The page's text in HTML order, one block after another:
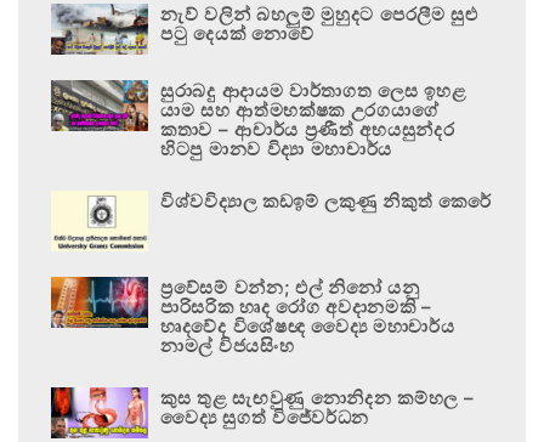
නැව් වලින් බහලුම් මුහුදට පෙරලීම සුළු
පටු දෙයක් නොවේ
සුරාබදු ආදායම වාර්තාගත ලෙස ඉහළ
යාම සහ ආත්මභක්ෂක උරගයාගේ
කතාව – ආචාර්ය ප්‍රණීත් අභයසුන්දර
හිටපු මානව විද්‍යා මහාචාර්ය
විශ්වවිද්‍යාල කඩඉම් ලකුණු නිකුත් කෙරේ
ප්‍රවේසම් වන්න; එල් නිනෝ යනු
පාරිසරික හෘද රෝග අවදානමකි –
හෘදවේද විශේෂඥ වෛද්‍ය මහාචාර්ය
නාමල් විජයසිංහ
කුස තුළ සැඟවුණු නොනිදන කම්හල –
වෛද්‍ය සුගත් විජේවර්ධන